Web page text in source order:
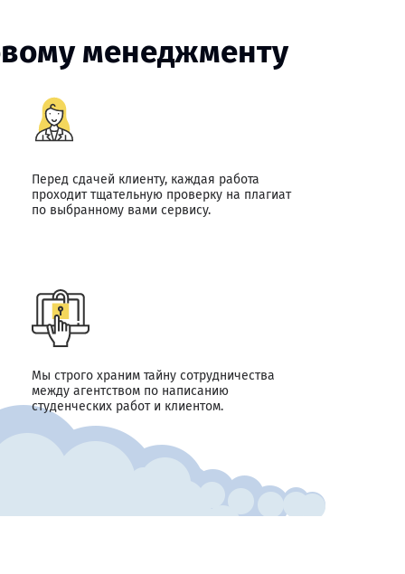
менеджменту
Перед сдачей клиенту, каждая работа
проходит тщательную проверку на плагиат
по выбранному вами сервису.
Мы строго храним тайну сотрудничества
между агентством по написанию
студенческих работ и клиентом.